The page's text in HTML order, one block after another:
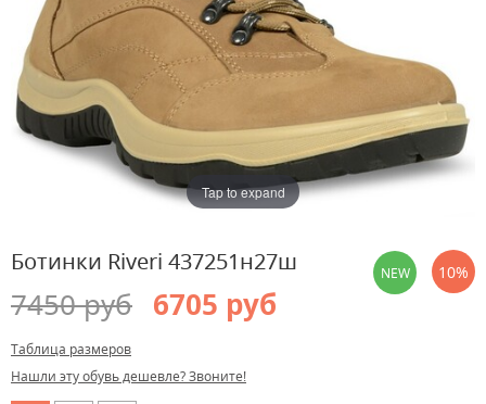
Tap to expand
Ботинки Riveri 437251н27ш
7450 руб 6705 руб
Таблица размеров
Нашли эту обувь дешевле? Звоните!
NEW 10%